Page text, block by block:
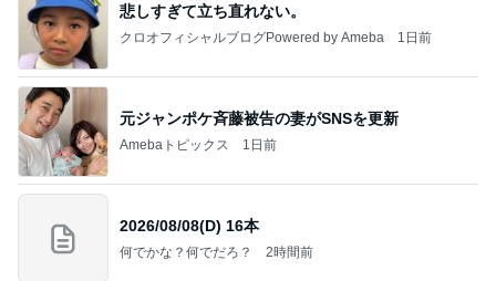
悲しすぎて立ち直れない。
クロオフィシャルブログPowered by Ameba 1日前
元ジャンポケ斉藤被告の妻がSNSを更新
Amebaトピックス 1日前
2026/08/08(D) 16本
何でかな？何でだろ？ 2時間前